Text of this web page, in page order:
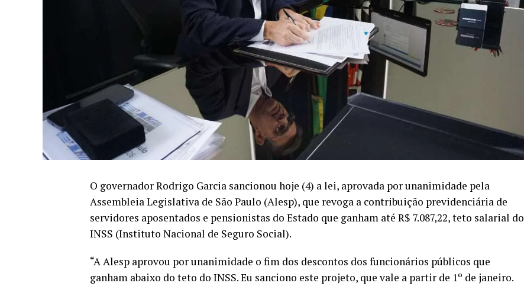
O governador Rodrigo Garcia sancionou hoje (4) a lei, aprovada por unanimidade pela
Assembleia Legislativa de São Paulo (Alesp), que revoga a contribuição previdenciária de
servidores aposentados e pensionistas do Estado que ganham até R$ 7.087,22, teto salarial do
INSS (Instituto Nacional de Seguro Social).
“A Alesp aprovou por unanimidade o fim dos descontos dos funcionários públicos que
ganham abaixo do teto do INSS. Eu sanciono este projeto, que vale a partir de 1º de janeiro.